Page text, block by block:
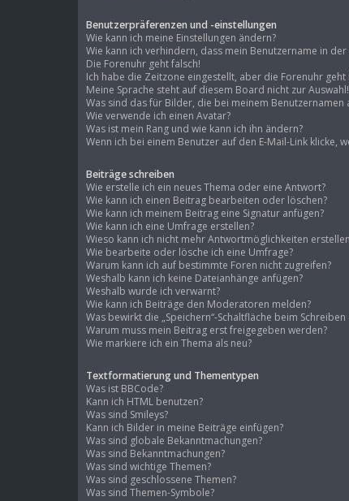
Benutzerpräferenzen und -einstellungen
Wie kann ich meine Einstellungen ändern?
Wie kann ich verhindern, dass mein Benutzername in
Die Forenuhr geht falsch!
Ich habe die Zeitzone eingestellt, aber die Forenuhr
Meine Sprache steht auf diesem Board nicht zur Auswahl!
Was sind das für Bilder, die bei meinem Benutzernamen
Wie verwende ich einen Avatar?
Was ist mein Rang und wie kann ich ihn ändern?
Wenn ich bei einem Benutzer auf den E-Mail-Link klicke,
Beiträge schreiben
Wie erstelle ich ein neues Thema oder eine Antwort?
Wie kann ich einen Beitrag bearbeiten oder löschen?
Wie kann ich meinem Beitrag eine Signatur anfügen?
Wie kann ich eine Umfrage erstellen?
Wieso kann ich nicht mehr Antwortmöglichkeiten
Wie bearbeite oder lösche ich eine Umfrage?
Warum kann ich auf bestimmte Foren nicht zugreifen?
Weshalb kann ich keine Dateianhänge anfügen?
Weshalb wurde ich verwarnt?
Wie kann ich Beiträge den Moderatoren melden?
Was bewirkt die „Speichern“-Schaltfläche beim
Warum muss mein Beitrag erst freigegeben werden?
Wie markiere ich ein Thema als neu?
Textformatierung und Thementypen
Was ist BBCode?
Kann ich HTML benutzen?
Was sind Smileys?
Kann ich Bilder in meine Beiträge einfügen?
Was sind globale Bekanntmachungen?
Was sind Bekanntmachungen?
Was sind wichtige Themen?
Was sind geschlossene Themen?
Was sind Themen-Symbole?